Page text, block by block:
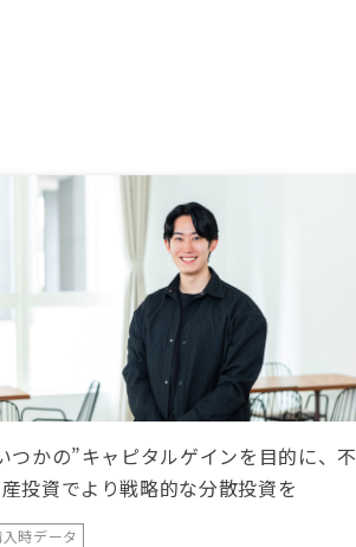
つかの”キャピタルゲインを目的に、不
投資でより戦略的な分散投資を
入時データ